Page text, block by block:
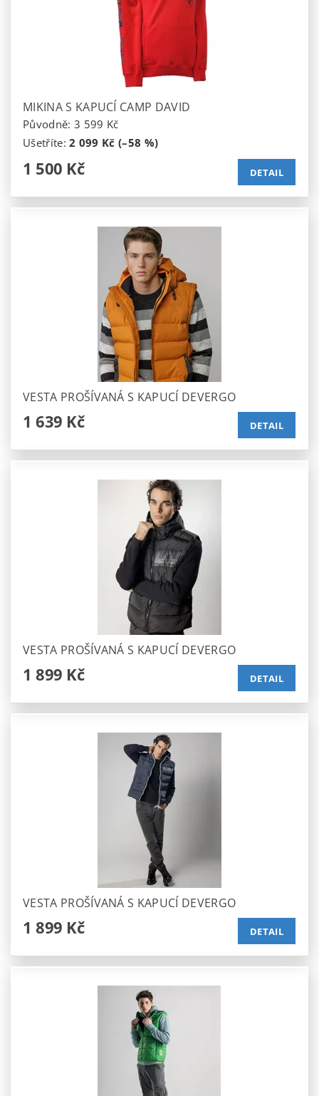
MIKINA S KAPUCÍ CAMP DAVID
Původně: 3 599 Kč
Ušetříte:2 099 Kč (–58 %)
1 500 Kč DETAIL
VESTA PROŠÍVANÁ S KAPUCÍ DEVERGO
1 639 Kč DETAIL
VESTA PROŠÍVANÁ S KAPUCÍ DEVERGO
1 899 Kč DETAIL
VESTA PROŠÍVANÁ S KAPUCÍ DEVERGO
1 899 Kč DETAIL